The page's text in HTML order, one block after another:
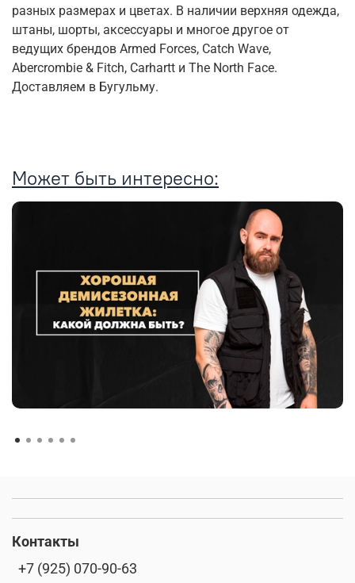
разных размерах и цветах. В наличии верхняя одежда,
штаны, шорты, аксессуары и многое другое от
ведущих брендов Armed Forces, Catch Wave,
Abercrombie & Fitch, Carhartt и The North Face.
Доставляем в Бугульму.
Может быть интересно:
Контакты
+7 (925) 070-90-63